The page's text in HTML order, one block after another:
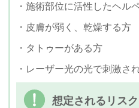
・施術部位に活性したヘル
・皮膚が弱く、乾燥する方
・タトゥーがある方
・レーザー光の光で刺激さ
想定されるリスク